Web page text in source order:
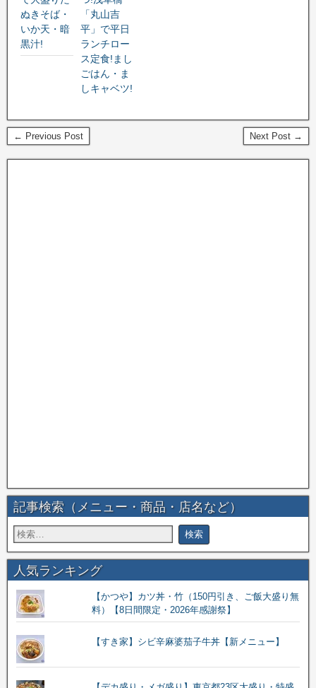
ぬきそば・
いか天・暗
黒汁!
「丸山吉
平」で平日
ランチロー
ス定食!まし
ごはん・ま
しキャベツ!
← Previous Post Next Post →
記事検索（メニュー・商品・店名など）
人気ランキング
【かつや】カツ丼・竹（150円引き、ご飯大盛り無
料）【8日間限定・2026年感謝祭】
【すき家】シビ辛麻婆茄子牛丼【新メニュー】